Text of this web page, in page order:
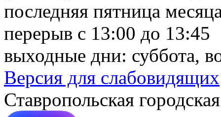
последняя пятница
перерыв с 13:00 до 13:45
выходные дни: суббота,
Версия для слабовидящих
Ставропольская